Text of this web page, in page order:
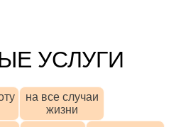
УСЛУГИ
на все случаи
жизни